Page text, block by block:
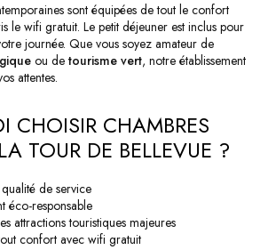
sont équipées de tout le confort
le wifi gratuit. Le petit déjeuner est inclus pour
journée. Que vous soyez amateur de
ou de tourisme vert, notre établissement
attentes.
CHOISIR CHAMBRES
TOUR DE BELLEVUE ?
de service
éco-responsable
attractions touristiques majeures
confort avec wifi gratuit